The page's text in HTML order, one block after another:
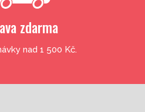
zdarma
nad 1 500 Kč.